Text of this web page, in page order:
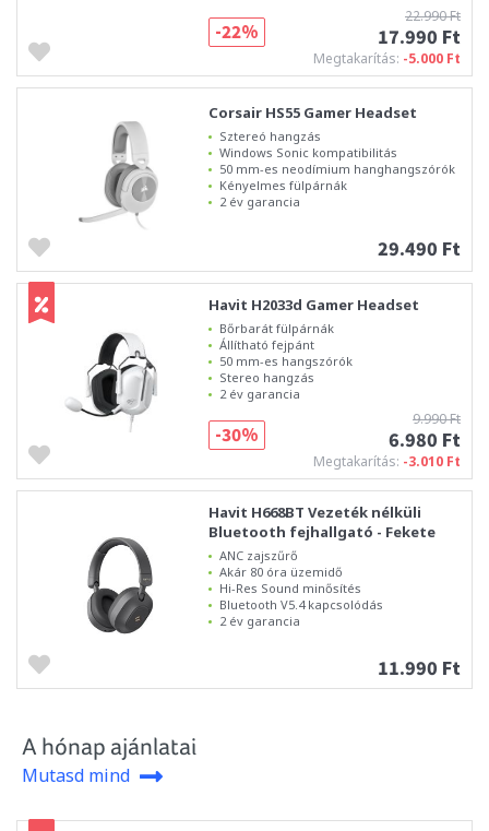
22.990 Ft
17.990 Ft
Megtakarítás: -5.000 Ft
-22%
Corsair HS55 Gamer Headset
Sztereó hangzás
Windows Sonic kompatibilitás
50 mm-es neodímium hanghangszórók
Kényelmes fülpárnák
2 év garancia
29.490 Ft
Havit H2033d Gamer Headset
Bőrbarát fülpárnák
Állítható fejpánt
50 mm-es hangszórók
Stereo hangzás
2 év garancia
9.990 Ft
6.980 Ft
Megtakarítás: -3.010 Ft
-30%
Havit H668BT Vezeték nélküli
Bluetooth fejhallgató - Fekete
ANC zajszűrő
Akár 80 óra üzemidő
Hi-Res Sound minősítés
Bluetooth V5.4 kapcsolódás
2 év garancia
11.990 Ft
A hónap ajánlatai
Mutasd mind